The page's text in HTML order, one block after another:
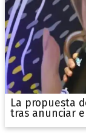
La propuesta
tras anunciar